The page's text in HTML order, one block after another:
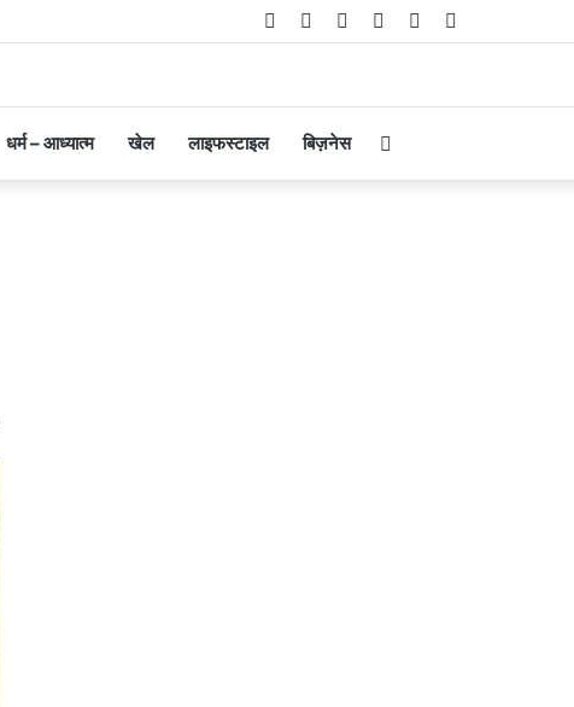
Telegram
Instagram
YouTube
Twitter
Facebook
धर्म – आध्यात्म खेल लाइफस्टाइल बिज़नेस